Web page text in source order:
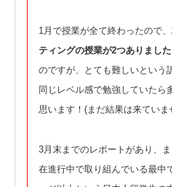
1月で授業が全て終わったので、
ティングの授業が2つありました
のですが、とても難しいという
同じレベル感で勉強していたら
思います！(まだ結果は来ていま
3月末までのレポートがあり、
在進行中で取り組んでいる最中